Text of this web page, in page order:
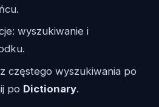
wyszukiwanie i
częstego wyszukiwania po
po Dictionary.